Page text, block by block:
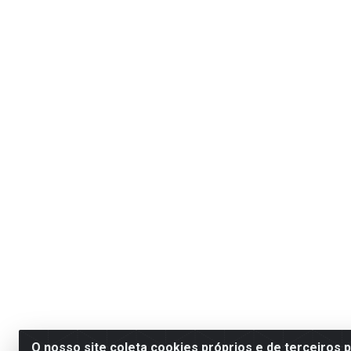
O nosso site coleta cookies próprios e de terceiros